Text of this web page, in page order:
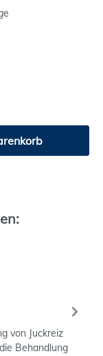
von Juckreiz
Behandlung